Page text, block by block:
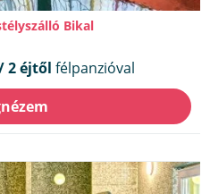
Bikal
2 éjtől félpanzióval